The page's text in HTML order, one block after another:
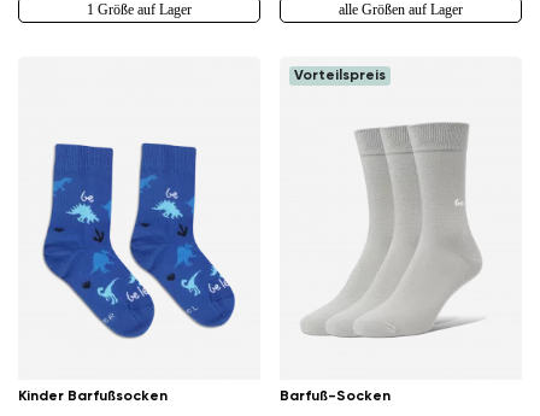
1 Größe auf Lager alle Größen auf Lager
Kinder Barfußsocken
Vorteilspreis
Barfuß-Socken